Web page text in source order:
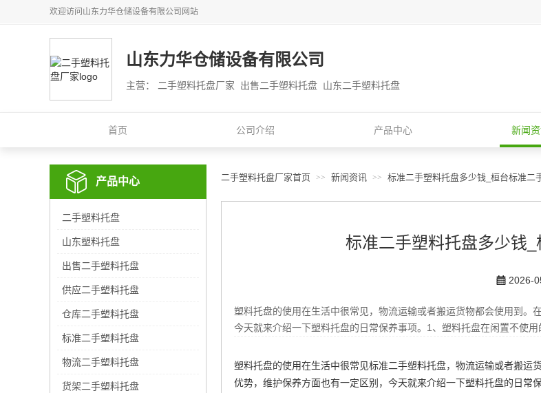
欢迎访问 山东力华仓储设备有限公司 网站
山东力华仓储设备有限公司
主营： 二手塑料托盘厂家 出售二手塑料托盘 山东二手塑料托盘
首页 公司介绍 产品中心 新闻
产品中心
二手塑料托盘
山东塑料托盘
出售二手塑料托盘
供应二手塑料托盘
仓库二手塑料托盘
标准二手塑料托盘
物流二手塑料托盘
货架二手塑料托盘
二手塑料托盘厂家首页 >> 新闻资讯 >> 标准二手塑料托盘多少钱_桓台标准二
标准二手塑料托盘多少钱
2026-
塑料托盘的使用在生活中很常见，物流运输或者搬运货物都会使用到
今天就来介绍一下塑料托盘的日常保养事项。1、塑料托盘在闲置不使用
塑料托盘的使用在生活中很常见标准二手塑料托盘，物流运输或者搬运
优势，维护保养方面也有一定区别，今天就来介绍一下塑料托盘的日常保